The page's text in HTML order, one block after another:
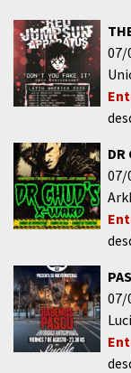
07/
DR
07/
07/